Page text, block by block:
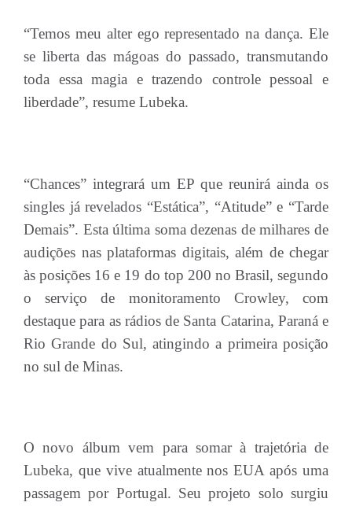
“Temos meu alter ego representado na dança. Ele
se liberta das mágoas do passado, transmutando
toda essa magia e trazendo controle pessoal e
liberdade”, resume Lubeka.
“Chances” integrará um EP que reunirá ainda os
singles já revelados “Estática”, “Atitude” e “Tarde
Demais”. Esta última soma dezenas de milhares de
audições nas plataformas digitais, além de chegar
às posições 16 e 19 do top 200 no Brasil, segundo
o serviço de monitoramento Crowley, com
destaque para as rádios de Santa Catarina, Paraná e
Rio Grande do Sul, atingindo a primeira posição
no sul de Minas.
O novo álbum vem para somar à trajetória de
Lubeka, que vive atualmente nos EUA após uma
passagem por Portugal. Seu projeto solo surgiu